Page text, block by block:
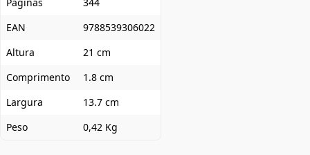
EAN
9788539306022
Altura
21 cm
Comprimento
1.8 cm
Largura
13.7 cm
Peso
0,42 Kg